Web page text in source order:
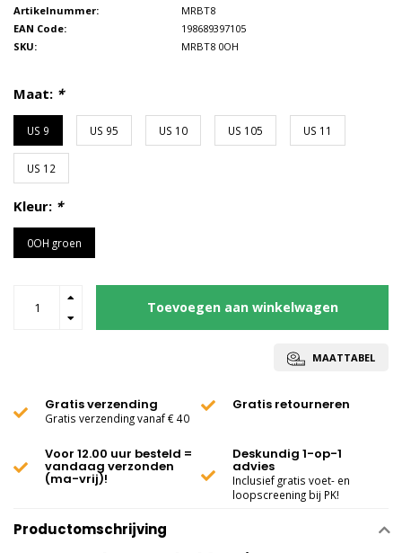
Artikelnummer:
MRBT8
EAN Code:
198689397105
SKU:
MRBT8 0OH
Maat: *
US 9 US 95 US 10 US 105 US 11
US 12
Kleur: *
0OH groen
Toevoegen aan winkelwagen
MAATTABEL
Gratis verzending
Gratis verzending vanaf € 40
Gratis retourneren
Voor 12.00 uur besteld =
vandaag verzonden
(ma-vrij)!
Deskundig 1-op-1
advies
Inclusief gratis voet- en
loopscreening bij PK!
Productomschrijving